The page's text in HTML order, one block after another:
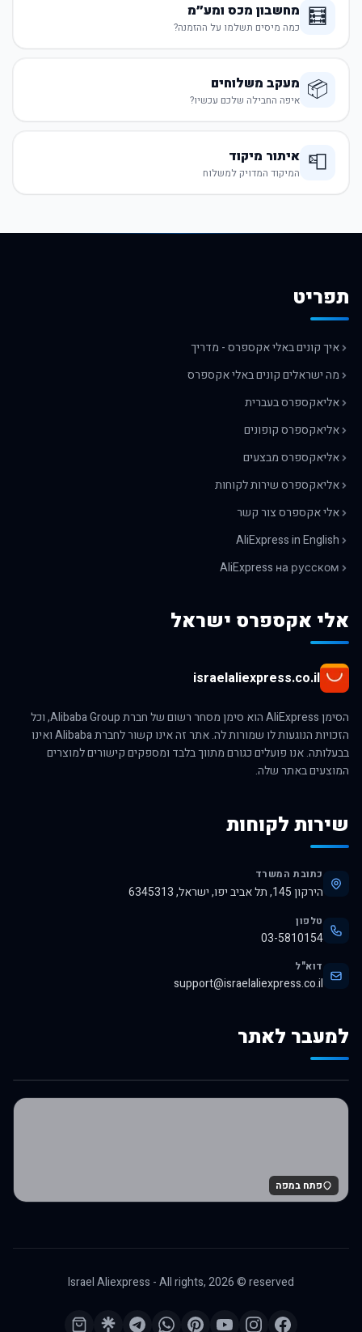
🧮 מחשבון מכס ומע״מ
כמה מיסים תשלמו על ההזמנה?
📦 מעקב משלוחים
איפה החבילה שלכם עכשיו?
📮 איתור מיקוד
המיקוד המדויק למשלוח
תפריט
איך קונים באלי אקספרס - מדריך
מה ישראלים קונים באלי אקספרס
אליאקספרס בעברית
אליאקספרס קופונים
אליאקספרס מבצעים
אליאקספרס שירות לקוחות
אלי אקספרס צור קשר
AliExpress in English
AliExpress на русском
אלי אקספרס ישראל
israelaliexpress.co.il
הסימן AliExpress הוא סימן מסחר רשום של חברת Alibaba Group, וכל
הזכויות הנוגעות לו שמורות לה. אתר זה אינו קשור לחברת Alibaba ואינו
בבעלותה. אנו פועלים כגורם מתווך בלבד ומספקים קישורים למוצרים
המוצעים באתר שלה.
שירות לקוחות
כתובת המשרד
הירקון 145, תל אביב יפו, ישראל, 6345313
טלפון
03-5810154
דוא"ל
support@israelaliexpress.co.il
למעבר לאתר
לרכישה באלי אקספרס
פתח במפה
Israel Aliexpress - All rights,2026© reserved